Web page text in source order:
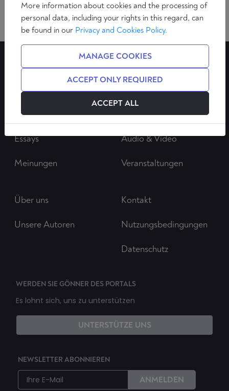
Analysen
Essays
Meinungen
Top Thema
Audio & Video
Veranstaltungen
Über uns
Unsere Autoren
Kontakt
Nutzungsbedingungen
Datenschutz
WERDEN SIE GÖNNER DES PORTALS
Es lohnt sich, uns zu unterstützen
UNTERSTÜTZE UNS
NEWSLETTER ABONNIEREN
ANMELDEN
More information about cookies and the processing of
personal data, including your rights in this regard, can
be found in our Privacy and Cookies Policy.
MANAGE COOKIES
ACCEPT ONLY REQUIRED
ACCEPT ALL